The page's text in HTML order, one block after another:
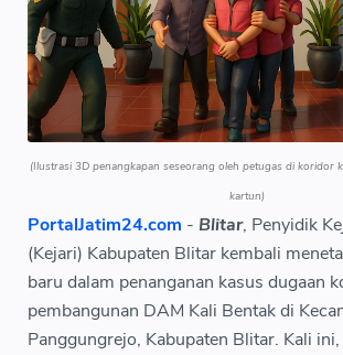
(Ilustrasi 3D penangkapan seseorang oleh petugas di koridor
kartun)
PortalJatim24.com - Blitar, Penyidik
(Kejari) Kabupaten Blitar kembali
baru dalam penanganan kasus dugaan
pembangunan DAM Kali Bentak di
Panggungrejo, Kabupaten Blitar. Kali